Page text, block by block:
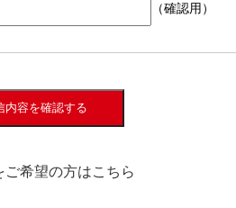
（確認用）
内容を確認する
ご希望の方はこちら